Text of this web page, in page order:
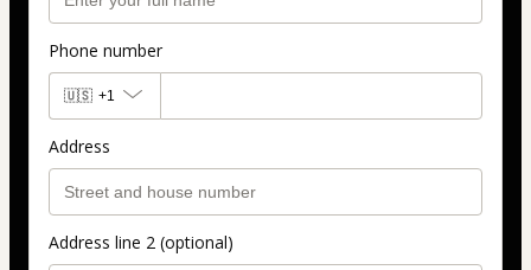
Phone number
🇺🇸 +1
Address
Address line 2 (optional)